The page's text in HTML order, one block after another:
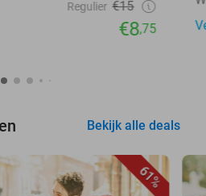
Regulier €15
€8,75
Bekijk alle deals
61%